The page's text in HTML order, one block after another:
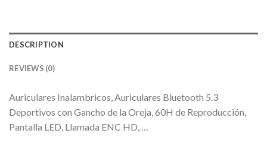
DESCRIPTION
REVIEWS (0)
Auriculares Inalambricos, Auriculares Bluetooth 5.3
Deportivos con Gancho de la Oreja, 60H de Reproducción,
Pantalla LED, Llamada ENC HD, …